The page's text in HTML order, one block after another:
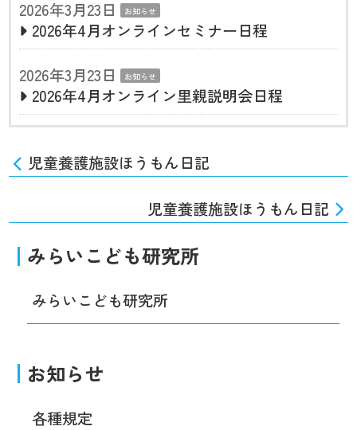
2026年3月23日
お知らせ
2026年4月オンラインセミナー日程
2026年3月23日
お知らせ
2026年4月オンライン里親説明会日程
児童養護施設ほうもん日記
児童養護施設ほうもん日記
みらいこども研究所
みらいこども研究所
お知らせ
各種規定